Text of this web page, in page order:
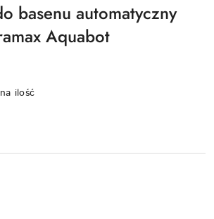
basenu automatyczny
Aquabot
ilość